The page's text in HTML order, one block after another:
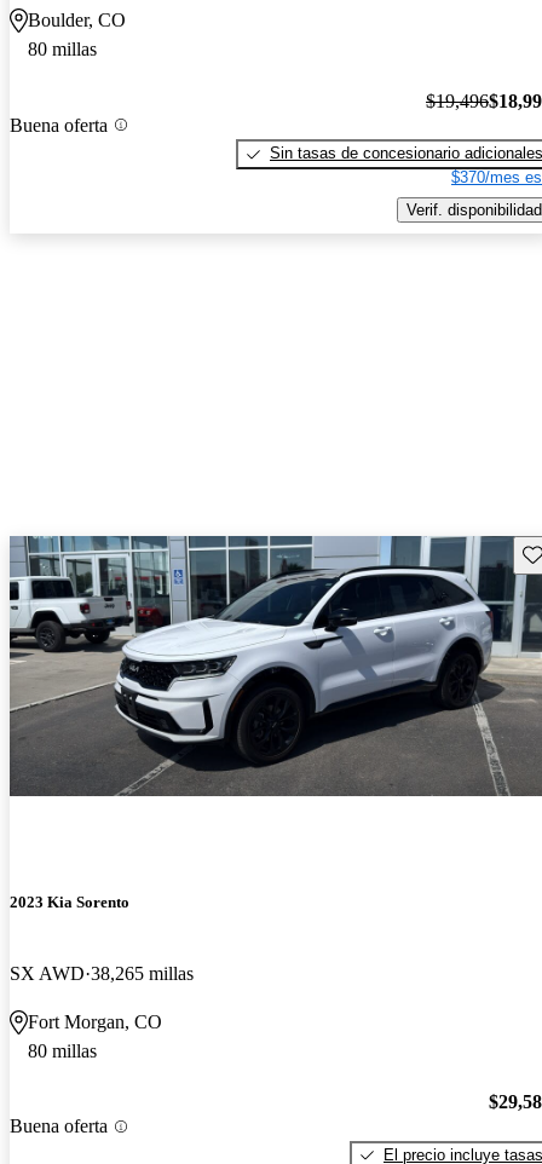
Boulder, CO
80 millas
Buena oferta
$19,496
Sin tasas de concesionario adicionales
$370/mes
Verif. disponibilidad
2023 Kia Sorento
SX AWD 38,265 millas
Fort Morgan, CO
80 millas
Buena oferta
El precio incluye tasas